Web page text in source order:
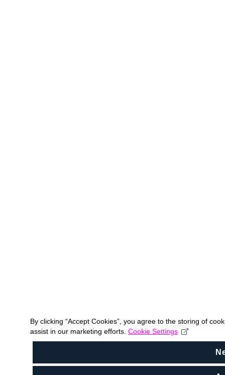
By clicking “Accept Cookies”, you agree to the storing of
assist in our marketing efforts. Cookie Settings